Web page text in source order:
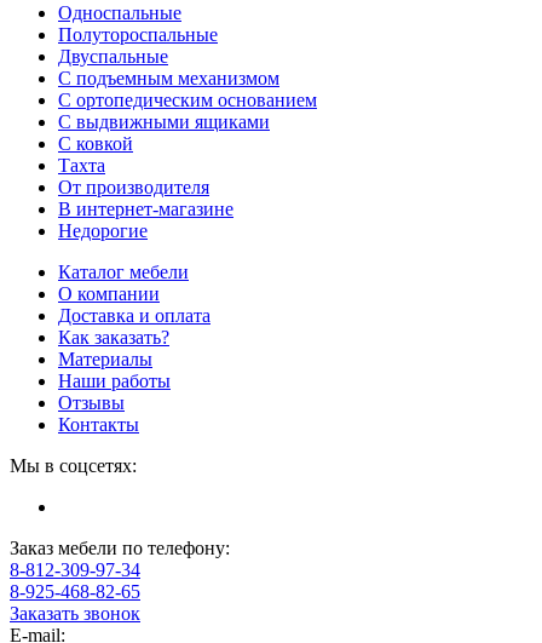
Односпальные
Полутороспальные
Двуспальные
С подъемным механизмом
С ортопедическим основанием
С выдвижными ящиками
С ковкой
Тахта
От производителя
В интернет-магазине
Недорогие
Каталог мебели
О компании
Доставка и оплата
Как заказать?
Материалы
Наши работы
Отзывы
Контакты
Мы в соцсетях:
Заказ мебели по телефону:
8-812-309-97-34
8-925-468-82-65
Заказать звонок
E-mail: